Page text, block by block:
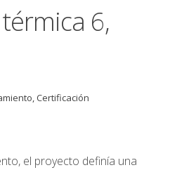
6,
, Certificación
el proyecto definía una